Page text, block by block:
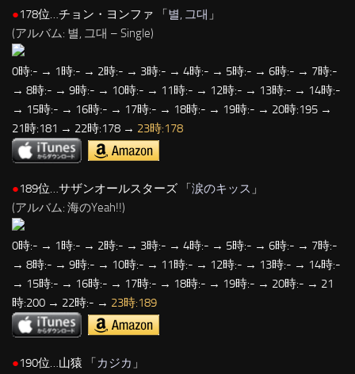
●178位…チョン・ヨンファ 「 별, 그대 」
(アルバム: 별, 그대 – Single)
0時:- → 1時:- → 2時:- → 3時:- → 4時:- → 5時:- → 6時:- → 7時:-
→ 8時:- → 9時:- → 10時:- → 11時:- → 12時:- → 13時:- → 14時:-
→ 15時:- → 16時:- → 17時:- → 18時:- → 19時:- → 20時:195 →
21時:181 → 22時:178 → 23時:178
●189位…サザンオールスターズ 「涙のキッス 」
(アルバム: 海のYeah!!)
0時:- → 1時:- → 2時:- → 3時:- → 4時:- → 5時:- → 6時:- → 7時:-
→ 8時:- → 9時:- → 10時:- → 11時:- → 12時:- → 13時:- → 14時:-
→ 15時:- → 16時:- → 17時:- → 18時:- → 19時:- → 20時:- → 21
時:200 → 22時:- → 23時:189
●190位…山猿 「カジカ 」